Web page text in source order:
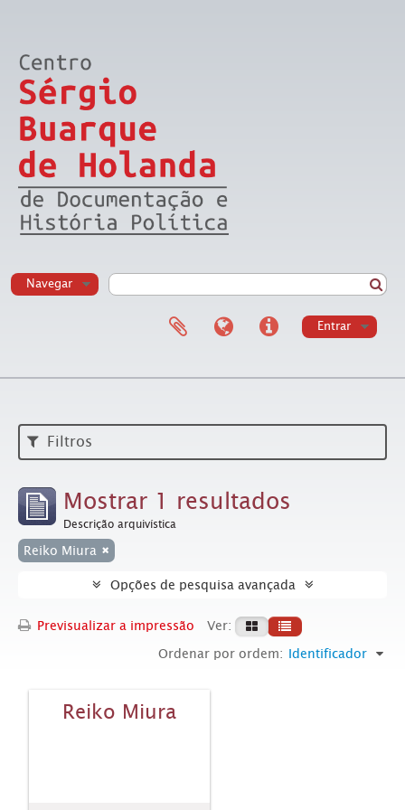
Navegar
Entrar
Filtros
Mostrar 1 resultados
Descrição arquivística
Reiko Miura
Opções de pesquisa avançada
Previsualizar a impressão
Ver:
Ordenar por ordem: Identificador
Reiko Miura